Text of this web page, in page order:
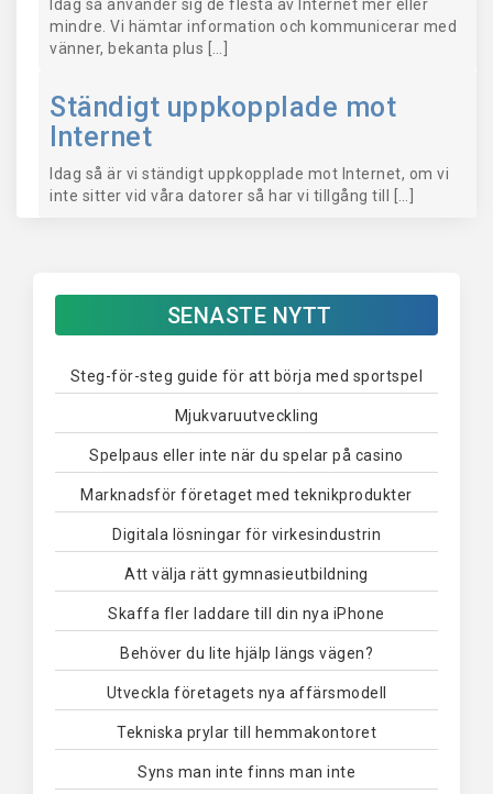
Idag så använder sig de flesta av Internet mer eller
mindre. Vi hämtar information och kommunicerar med
vänner, bekanta plus […]
Ständigt uppkopplade mot
Internet
Idag så är vi ständigt uppkopplade mot Internet, om vi
inte sitter vid våra datorer så har vi tillgång till […]
SENASTE NYTT
Steg-för-steg guide för att börja med sportspel
Mjukvaruutveckling
Spelpaus eller inte när du spelar på casino
Marknadsför företaget med teknikprodukter
Digitala lösningar för virkesindustrin
Att välja rätt gymnasieutbildning
Skaffa fler laddare till din nya iPhone
Behöver du lite hjälp längs vägen?
Utveckla företagets nya affärsmodell
Tekniska prylar till hemmakontoret
Syns man inte finns man inte